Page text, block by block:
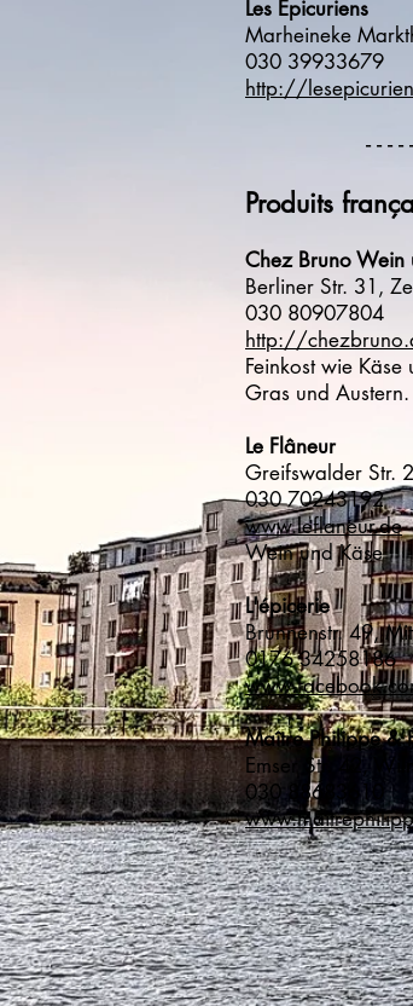
Les Epicuriens
Marheineke
030 39933679
http://
- - - -
Produits
Chez Bruno Wein
Berliner Str. 31,
030
http://
Feinkost wie Käse
Gras und Austern.
Le Flâneur
Greifswalder
030 70243192
www.leflaneur.de
Wein und Käse
L'épicerie
Brunnenstr. 49,
0176 34258186
Maître Philippe &
Emser Str. 42,
030 88683610